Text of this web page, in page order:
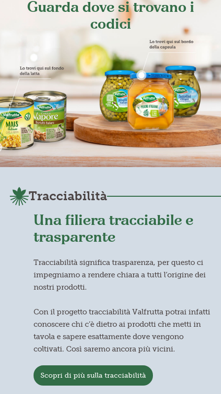
Guarda dove si trovano i
codici
Tracciabilità
Una filiera tracciabile e
trasparente
Tracciabilità significa trasparenza, per questo ci
impegniamo a rendere chiara a tutti l’origine dei
nostri prodotti.
Con il progetto tracciabilità Valfrutta potrai infatti
conoscere chi c’è dietro ai prodotti che metti in
tavola e sapere esattamente dove vengono
coltivati. Così saremo ancora più vicini.
Scopri di più sulla tracciabilità